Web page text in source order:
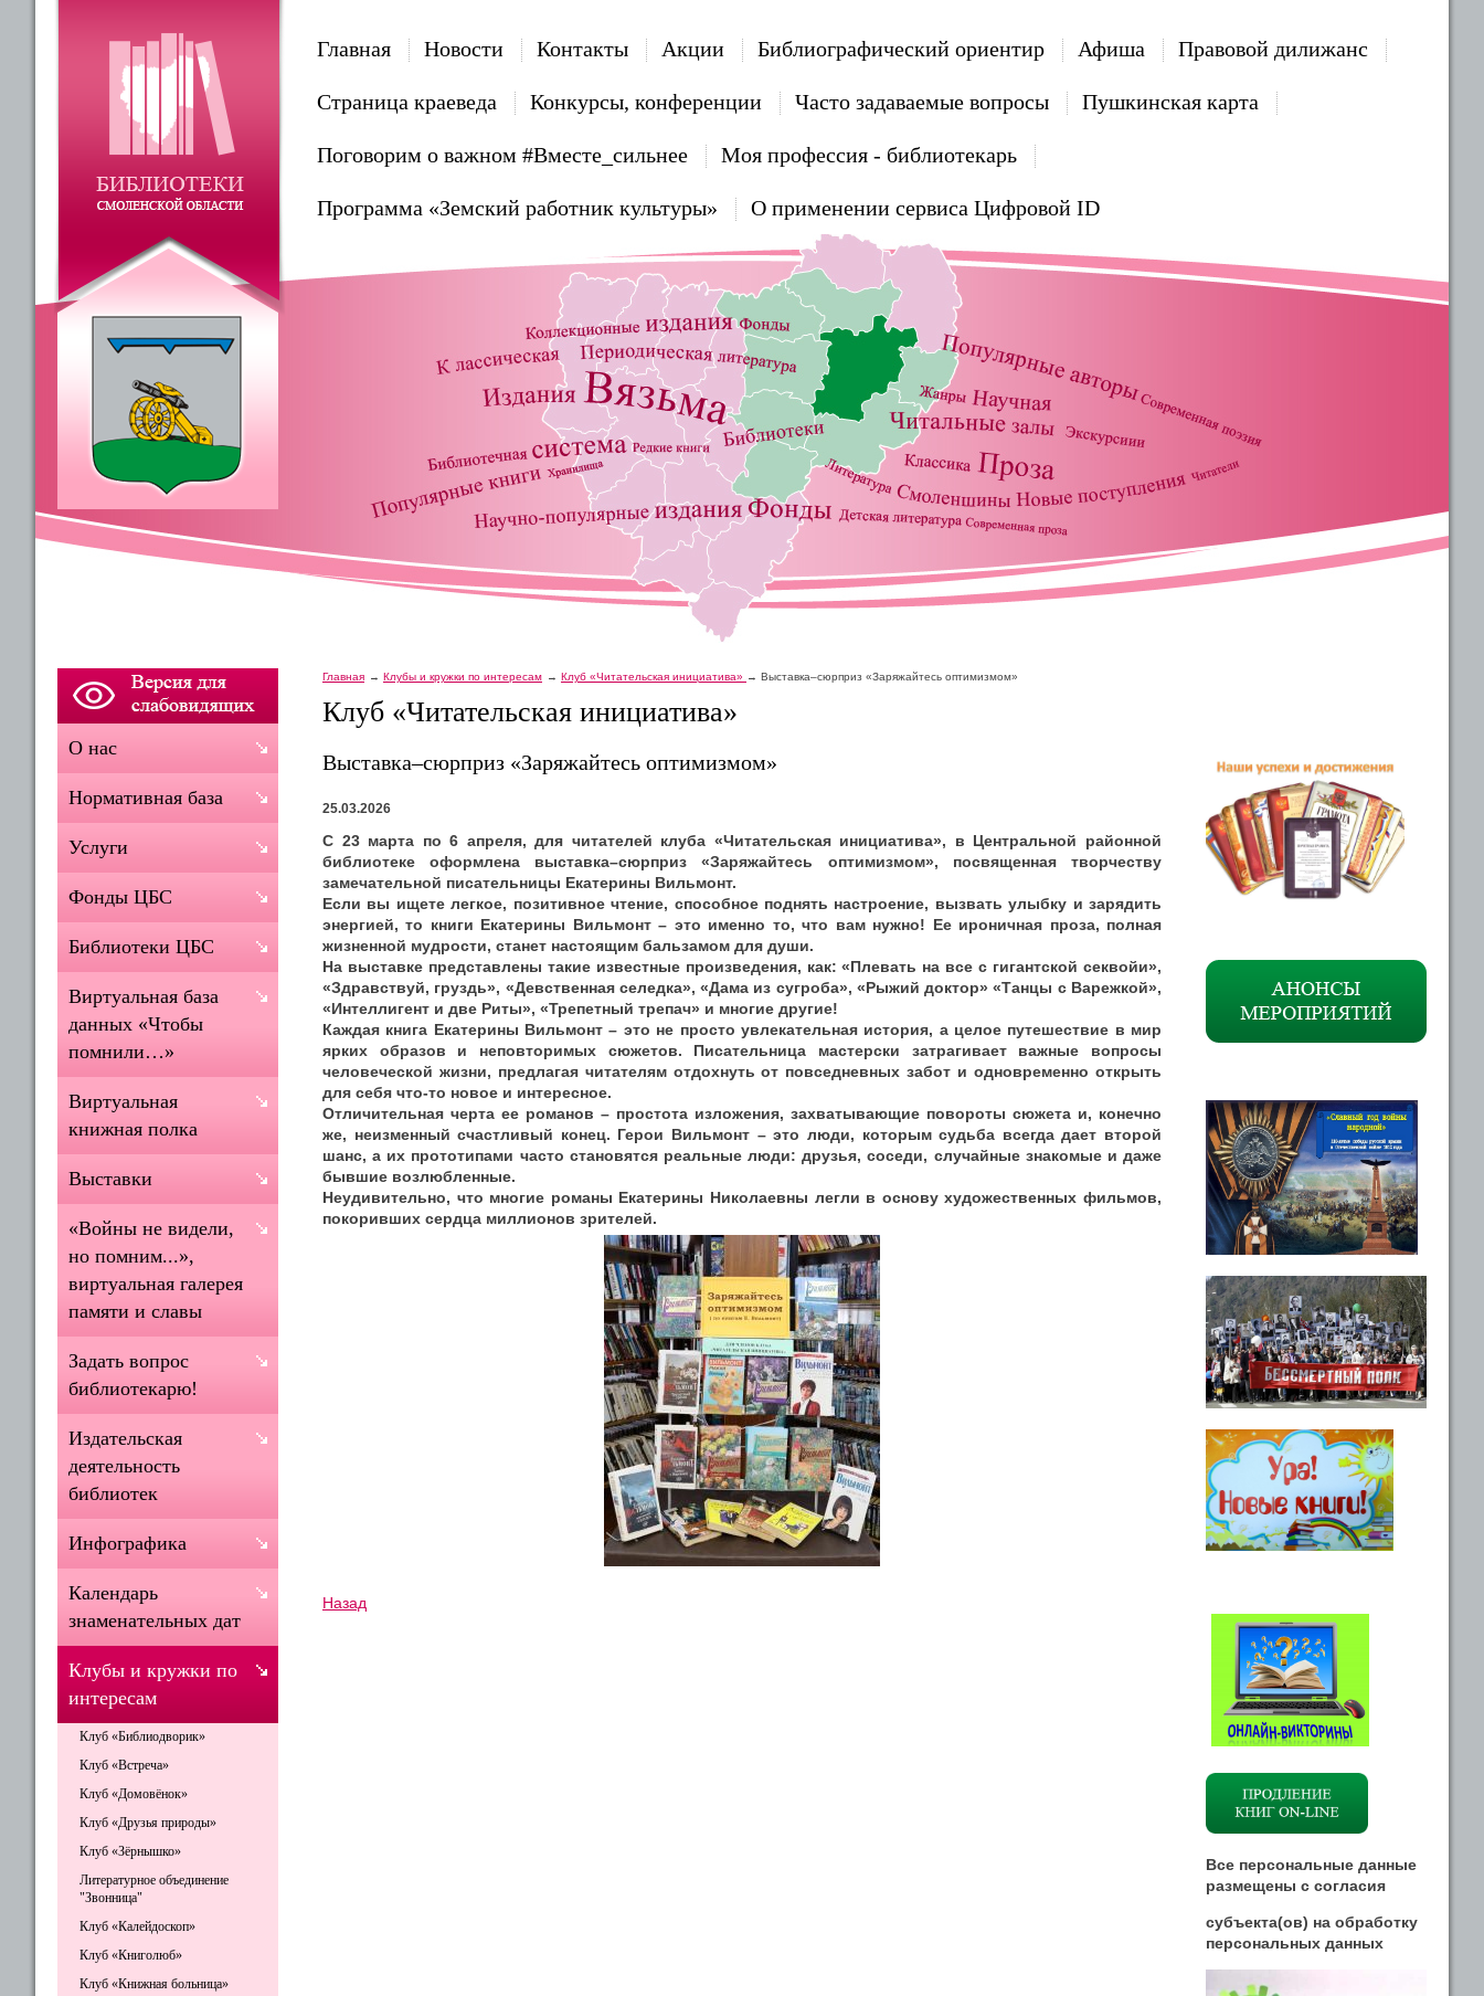
Главная Новости Контакты Акции Библиографический ориентир Афиша Правовой дилижанс
Страница краеведа Конкурсы, конференции Часто задаваемые вопросы Пушкинская карта
Поговорим о важном #Вместе_сильнее Моя профессия - библиотекарь
Программа «Земский работник культуры» О применении сервиса Цифровой ID
Главная Клубы и кружки по интересам Клуб «Читательская инициатива» Выставка–сюрприз «Заряжайтесь оптимизмом»
Клуб «Читательская инициатива»
Выставка–сюрприз «Заряжайтесь оптимизмом»
25.03.2026
С 23 марта по 6 апреля, для читателей клуба «Читательская инициатива», в Центральной районной
библиотеке оформлена выставка–сюрприз «Заряжайтесь оптимизмом», посвященная творчеству
замечательной писательницы Екатерины Вильмонт.
Если вы ищете легкое, позитивное чтение, способное поднять настроение, вызвать улыбку и зарядить
энергией, то книги Екатерины Вильмонт – это именно то, что вам нужно! Ее ироничная проза, полная
жизненной мудрости, станет настоящим бальзамом для души.
На выставке представлены такие известные произведения, как: «Плевать на все с гигантской секвойи»,
«Здравствуй, груздь», «Девственная селедка», «Дама из сугроба», «Рыжий доктор» «Танцы с Варежкой»,
«Интеллигент и две Риты», «Трепетный трепач» и многие другие!
Каждая книга Екатерины Вильмонт – это не просто увлекательная история, а целое путешествие в мир
ярких образов и неповторимых сюжетов. Писательница мастерски затрагивает важные вопросы
человеческой жизни, предлагая читателям отдохнуть от повседневных забот и одновременно открыть
для себя что-то новое и интересное.
Отличительная черта ее романов – простота изложения, захватывающие повороты сюжета и, конечно
же, неизменный счастливый конец. Герои Вильмонт – это люди, которым судьба всегда дает второй
шанс, а их прототипами часто становятся реальные люди: друзья, соседи, случайные знакомые и даже
бывшие возлюбленные.
Неудивительно, что многие романы Екатерины Николаевны легли в основу художественных фильмов,
покоривших сердца миллионов зрителей.
Назад
О нас
Нормативная база
Услуги
Фонды ЦБС
Библиотеки ЦБС
Виртуальная база
данных «Чтобы
помнили…»
Виртуальная
книжная полка
Выставки
«Войны не видели,
но помним...»,
виртуальная галерея
памяти и славы
Задать вопрос
библиотекарю!
Издательская
деятельность
библиотек
Инфографика
Календарь
знаменательных дат
Клубы и кружки по
интересам
Клуб «Библиодворик»
Клуб «Встреча»
Клуб «Домовёнок»
Клуб «Друзья природы»
Клуб «Зёрнышко»
Литературное объединение
"Звонница"
Клуб «Калейдоскоп»
Клуб «Книголюб»
Клуб «Книжная больница»
Все персональные данные
размещены с согласия
субъекта(ов) на обработку
персональных данных